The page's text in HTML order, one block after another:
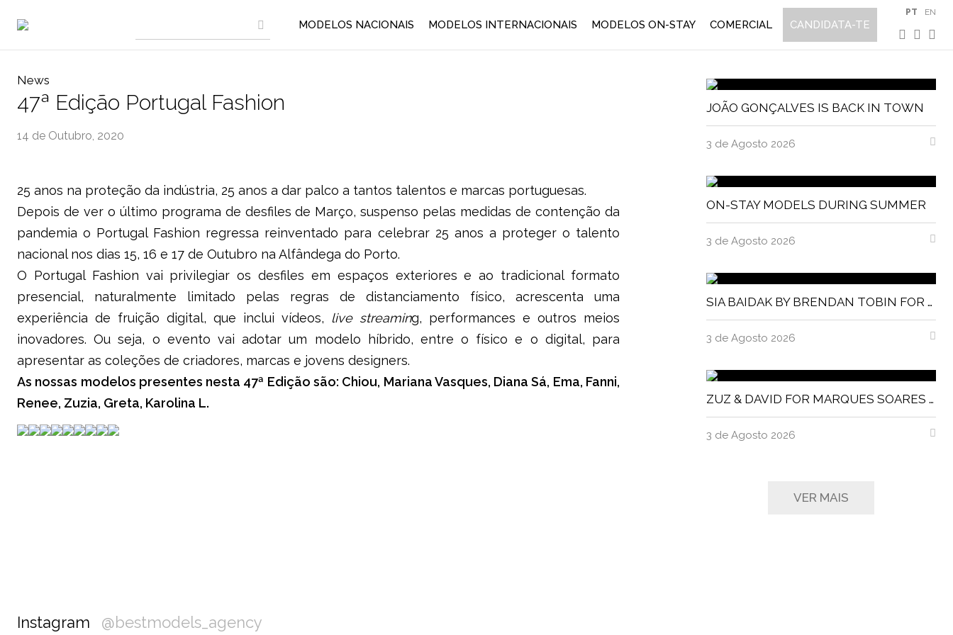
MODELOS NACIONAIS MODELOS INTERNACIONAIS MODELOS ON-STAY COMERCIAL CANDIDATA-TE
PT EN
News
47ª Edição Portugal Fashion
14 de Outubro, 2020
25 anos na proteção da indústria, 25 anos a dar palco a tantos talentos e marcas portuguesas.
Depois de ver o último programa de desfiles de Março, suspenso pelas medidas de contenção da
pandemia o Portugal Fashion regressa reinventado para celebrar 25 anos a proteger o talento
nacional nos dias 15, 16 e 17 de Outubro na Alfândega do Porto.
O Portugal Fashion vai privilegiar os desfiles em espaços exteriores e ao tradicional formato
presencial, naturalmente limitado pelas regras de distanciamento físico, acrescenta uma
experiência de fruição digital, que inclui vídeos, live streaming, performances e outros meios
inovadores. Ou seja, o evento vai adotar um modelo híbrido, entre o físico e o digital, para
apresentar as coleções de criadores, marcas e jovens designers.
As nossas modelos presentes nesta 47ª Edição são: Chiou, Mariana Vasques, Diana Sá, Ema, Fanni,
Renee, Zuzia, Greta, Karolina L.
JOÃO GONÇALVES IS BACK IN TOWN
3 de Agosto 2026
ON-STAY MODELS DURING SUMMER
3 de Agosto 2026
SIA BAIDAK BY BRENDAN TOBIN FOR MISC MAGAZINE
3 de Agosto 2026
ZUZ & DAVID FOR MARQUES SOARES MAGNITUDE MAGAZINE
3 de Agosto 2026
VER MAIS
Instagram @bestmodels_agency